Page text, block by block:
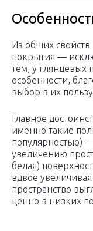
Из общих
покрытия —
тем, у глянцевых
особенности,
выбор в их
Главное
именно такие
популярностью)
увеличению
белая)
вдвое
пространство
ценно в низких